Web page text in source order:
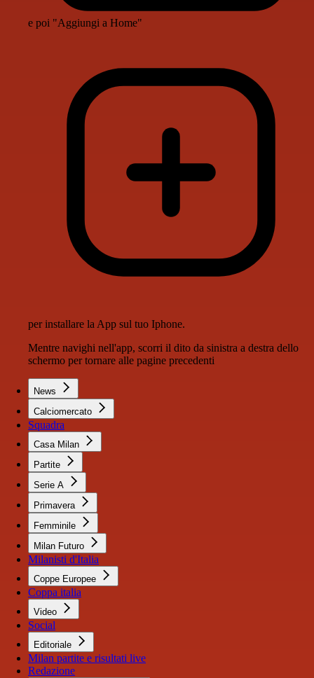
e poi "Aggiungi a Home"
per installare la App sul tuo Iphone.
Mentre navighi nell'app, scorri il dito da sinistra a destra dello
schermo per tornare alle pagine precedenti
News
Calciomercato
Squadra
Casa Milan
Partite
Serie A
Primavera
Femminile
Milan Futuro
Milanisti d'Italia
Coppe Europee
Coppa italia
Video
Social
Editoriale
Milan partite e risultati live
Redazione